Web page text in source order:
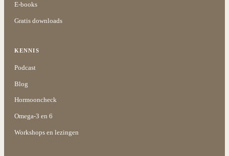
E-books
Gratis downloads
KENNIS
Podcast
Blog
Hormooncheck
Omega-3 en 6
Workshops en lezingen